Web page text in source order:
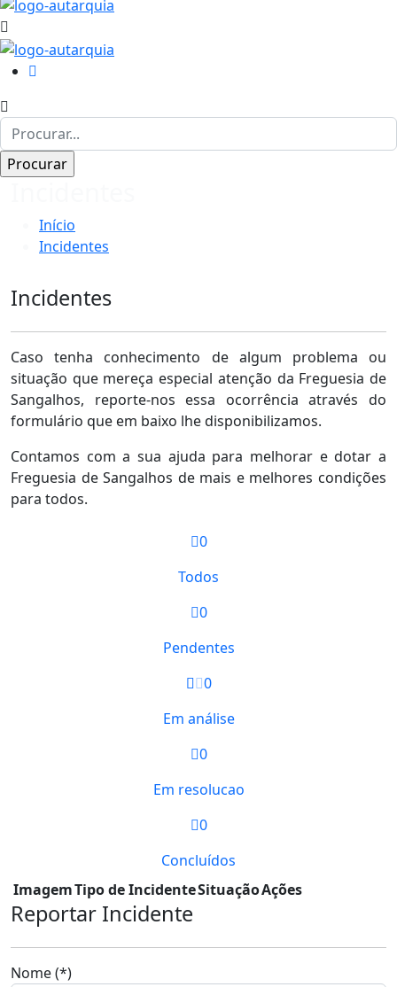
Início
Incidentes
Incidentes
Caso tenha conhecimento de algum problema ou
situação que mereça especial atenção da Freguesia de
Sangalhos, reporte-nos essa ocorrência através do
formulário que em baixo lhe disponibilizamos.
Contamos com a sua ajuda para melhorar e dotar a
Freguesia de Sangalhos de mais e melhores condições
para todos.
0
Todos
0
Pendentes
0
Em análise
0
Em resolucao
0
Concluídos
ImagemTipo de IncidenteSituaçãoAções
Reportar Incidente
Nome (*)